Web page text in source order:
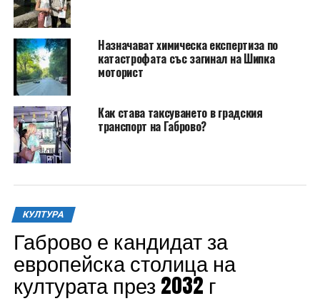
Назначават химическа експертиза по
катастрофата със загинал на Шипка
моторист
Как става таксуването в градския
транспорт на Габрово?
КУЛТУРА
Габрово е кандидат за
европейска столица на
културата през 2032 г